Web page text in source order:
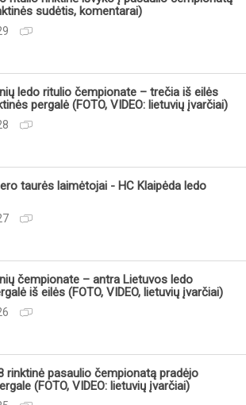
sudėtis, komentarai)
ledo ritulio čempionate – trečia iš eilės
pergalė (FOTO, VIDEO: lietuvių įvarčiai)
taurės laimėtojai - HC Klaipėda ledo
čempionate – antra Lietuvos ledo
iš eilės (FOTO, VIDEO, lietuvių įvarčiai)
rinktinė pasaulio čempionatą pradėjo
(FOTO, VIDEO: lietuvių įvarčiai)